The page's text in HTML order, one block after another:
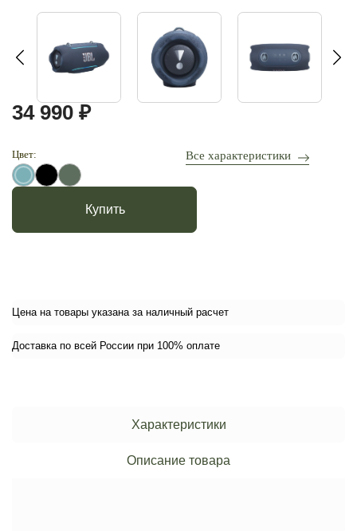
34 990 ₽
Цвет: Все характеристики
Купить
Цена на товары указана за наличный расчет
Доставка по всей России при 100% оплате
Характеристики
Описание товара